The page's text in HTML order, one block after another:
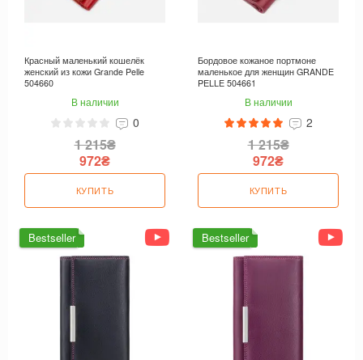
Красный маленький кошелёк
женский из кожи Grande Pelle
504660
В наличии
0
1 215₴
972₴
КУПИТЬ
Бордовое кожаное портмоне
маленькое для женщин GRANDE
PELLE 504661
В наличии
2
1 215₴
972₴
КУПИТЬ
Bestseller Bestseller